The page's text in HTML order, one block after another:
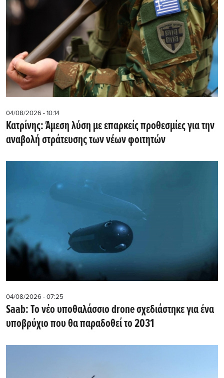
04/08/2026 - 10:14
Κατρίνης: Άμεση λύση με επαρκείς προθεσμίες για την
αναβολή στράτευσης των νέων φοιτητών
04/08/2026 - 07:25
Saab: Το νέο υποθαλάσσιο drone σχεδιάστηκε για ένα
υποβρύχιο που θα παραδοθεί το 2031